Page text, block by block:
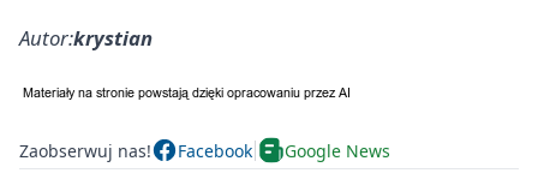
Autor:krystian
Zaobserwuj nas! Facebook Google News